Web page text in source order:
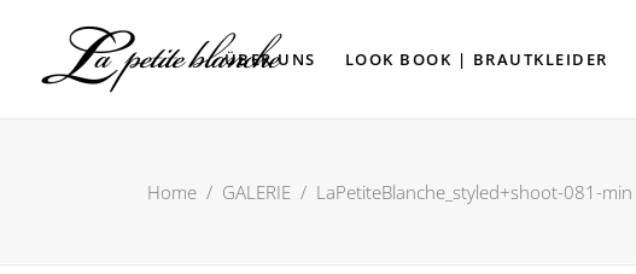
ÜBER UNS LOOK BOOK | BRAUTKLEIDER
Home / GALERIE / LaPetiteBlanche_styled+shoot-081-min